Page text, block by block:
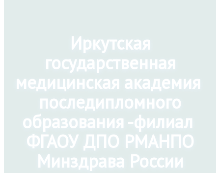
Иркутская
государственная
медицинская академия
последипломного
образования -филиал
ФГАОУ ДПО РМАНПО
Минздрава России